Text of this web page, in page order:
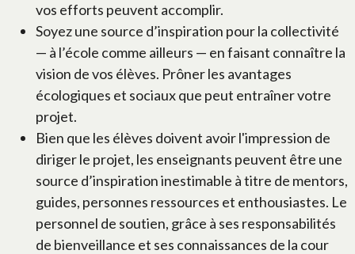
vos efforts peuvent accomplir.
Soyez une source d’inspiration pour la collectivité
— à l’école comme ailleurs — en faisant connaître la
vision de vos élèves. Prôner les avantages
écologiques et sociaux que peut entraîner votre
projet.
Bien que les élèves doivent avoir l'impression de
diriger le projet, les enseignants peuvent être une
source d’inspiration inestimable à titre de mentors,
guides, personnes ressources et enthousiastes. Le
personnel de soutien, grâce à ses responsabilités
de bienveillance et ses connaissances de la cour